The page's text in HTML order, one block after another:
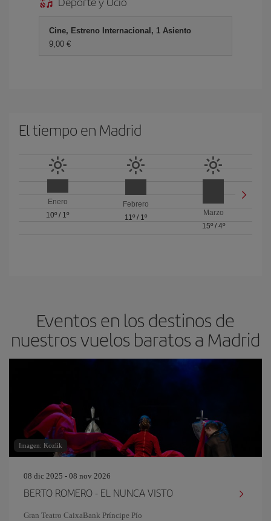
Cine, Estreno Internacional, 1 Asiento
9,00
El tiempo en Madrid
Enero
10º / 1º
Febrero
11º/ 1º
Marzo
15º/ 4º
Eventos en los destinos de
nuestros vuelos baratos a Madrid
Imagen: Kozlik
08 dic 2025 - 08 nov 2026
BERTO ROMERO - EL NUNCA VISTO
Gran Teatro CaixaBank Príncipe Pío